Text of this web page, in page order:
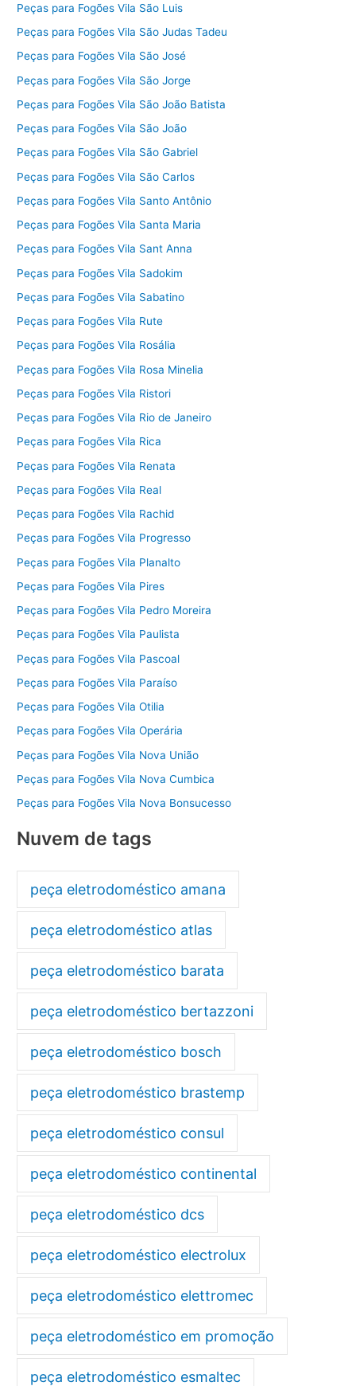
Peças para Fogões Vila São Luis
Peças para Fogões Vila São Judas Tadeu
Peças para Fogões Vila São José
Peças para Fogões Vila São Jorge
Peças para Fogões Vila São João Batista
Peças para Fogões Vila São João
Peças para Fogões Vila São Gabriel
Peças para Fogões Vila São Carlos
Peças para Fogões Vila Santo Antônio
Peças para Fogões Vila Santa Maria
Peças para Fogões Vila Sant Anna
Peças para Fogões Vila Sadokim
Peças para Fogões Vila Sabatino
Peças para Fogões Vila Rute
Peças para Fogões Vila Rosália
Peças para Fogões Vila Rosa Minelia
Peças para Fogões Vila Ristori
Peças para Fogões Vila Rio de Janeiro
Peças para Fogões Vila Rica
Peças para Fogões Vila Renata
Peças para Fogões Vila Real
Peças para Fogões Vila Rachid
Peças para Fogões Vila Progresso
Peças para Fogões Vila Planalto
Peças para Fogões Vila Pires
Peças para Fogões Vila Pedro Moreira
Peças para Fogões Vila Paulista
Peças para Fogões Vila Pascoal
Peças para Fogões Vila Paraíso
Peças para Fogões Vila Otilia
Peças para Fogões Vila Operária
Peças para Fogões Vila Nova União
Peças para Fogões Vila Nova Cumbica
Peças para Fogões Vila Nova Bonsucesso
Nuvem de tags
peça eletrodoméstico amana
peça eletrodoméstico atlas
peça eletrodoméstico barata
peça eletrodoméstico bertazzoni
peça eletrodoméstico bosch
peça eletrodoméstico brastemp
peça eletrodoméstico consul
peça eletrodoméstico continental
peça eletrodoméstico dcs
peça eletrodoméstico electrolux
peça eletrodoméstico elettromec
peça eletrodoméstico em promoção
peça eletrodoméstico esmaltec